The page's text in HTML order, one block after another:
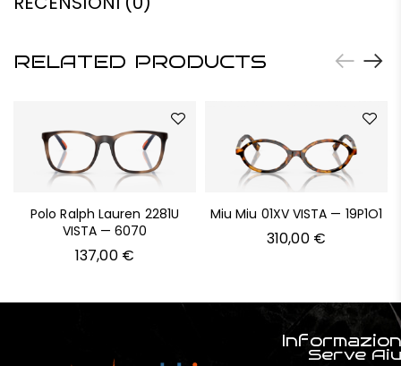
RELATED PRODUCTS
Polo Ralph Lauren 2281U
VISTA — 6070
137,00 €
Miu Miu 01XV VISTA — 19P1O1
310,00 €
Serve